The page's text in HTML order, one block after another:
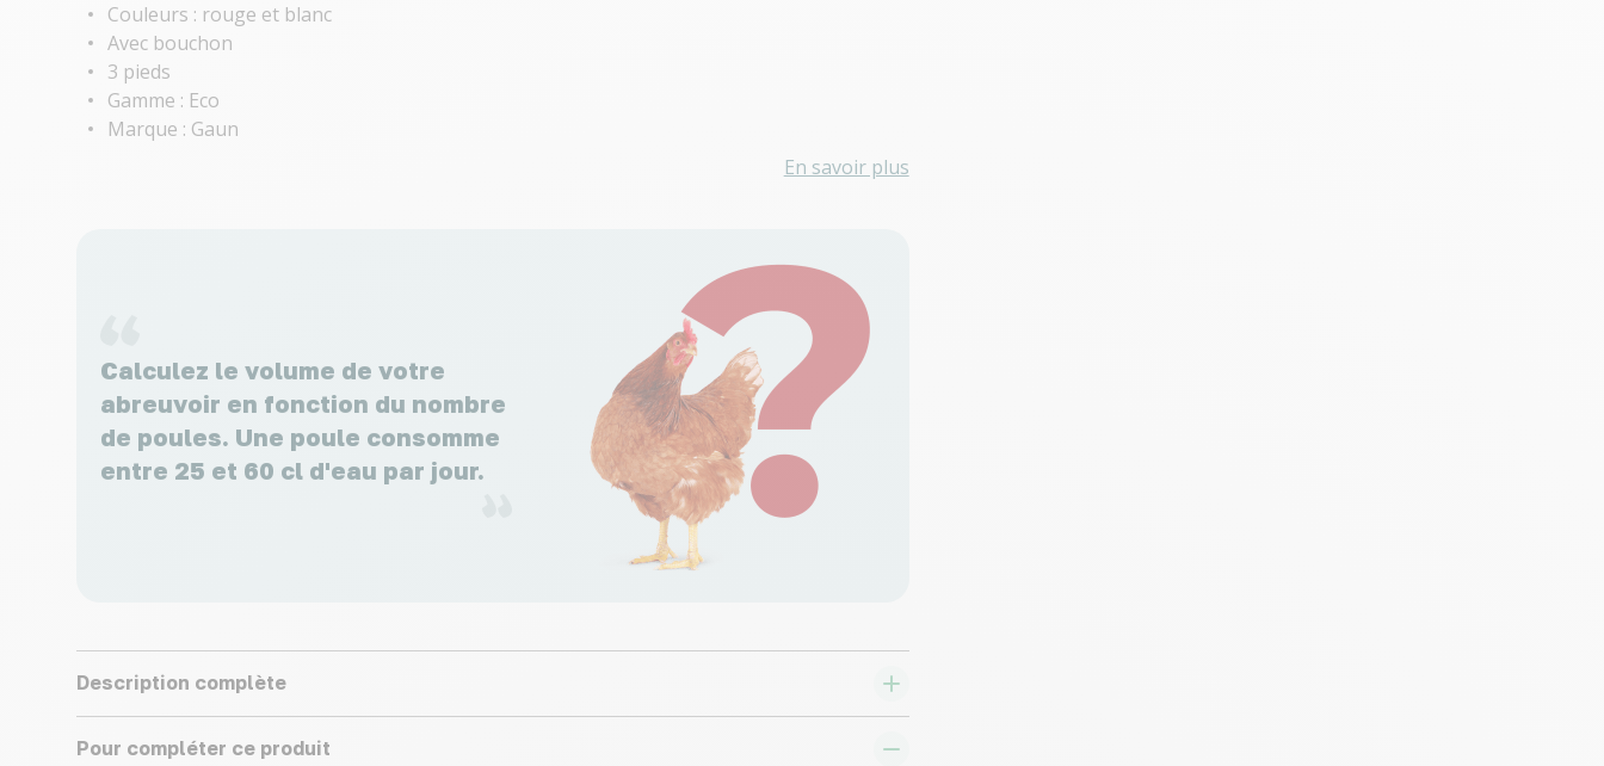
Couleurs : rouge et blanc
Avec bouchon
3 pieds
Gamme : Eco
Marque : Gaun
En savoir plus
Calculez le volume de votre
abreuvoir en fonction du nombre
de poules. Une poule consomme
entre 25 et 60 cl d'eau par jour.
Description complète
Pour compléter ce produit